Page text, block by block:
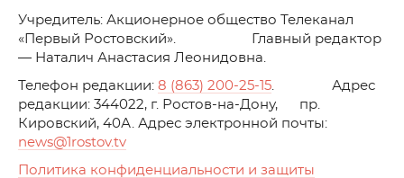
Учредитель: Акционерное общество Телеканал
«Первый Ростовский». Главный редактор
— Наталич Анастасия Леонидовна.
Телефон редакции: 8 (863) 200-25-15. Адрес
редакции: 344022, г. Ростов-на-Дону, пр.
Кировский, 40А. Адрес электронной почты:
news@1rostov.tv
Политика конфиденциальности и защиты